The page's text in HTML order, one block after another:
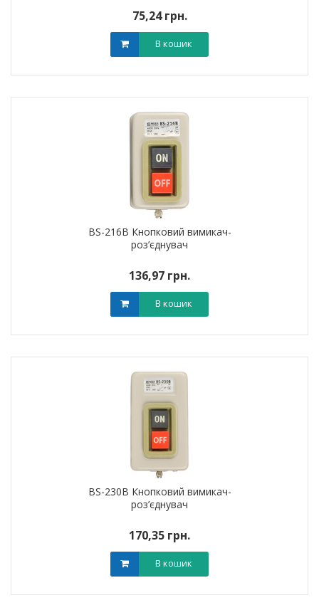
75,24 грн.
В кошик
BS-216B Кнопковий вимикач-
роз’єднувач
136,97 грн.
В кошик
BS-230B Кнопковий вимикач-
роз’єднувач
170,35 грн.
В кошик